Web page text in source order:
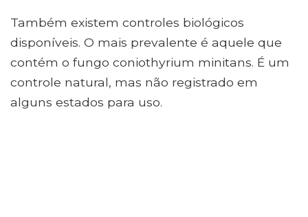
Também existem controles biológicos
disponíveis. O mais prevalente é aquele que
contém o fungo coniothyrium minitans. É um
controle natural, mas não registrado em
alguns estados para uso.